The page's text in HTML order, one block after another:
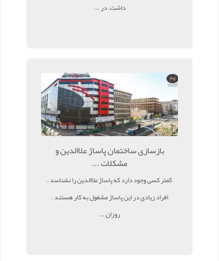
داشت. در ...
بازسازی ساختمان پاساژ علاالدین و
مشکلات ...
کمتر کسی وجود دارد که پاساژ علاالدین را نشناسد .
افراد زیادی در این پاساژ مشغول به کار هستند .
روزان ...